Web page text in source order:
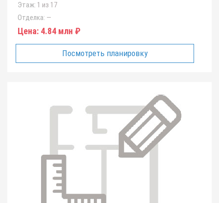
Этаж: 1 из 17
Отделка: —
Цена: 4.84 млн ₽
Посмотреть планировку